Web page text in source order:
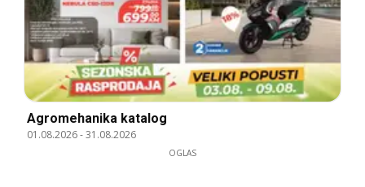
Agromehanika katalog
01.08.2026-31.08.2026
OGLAS